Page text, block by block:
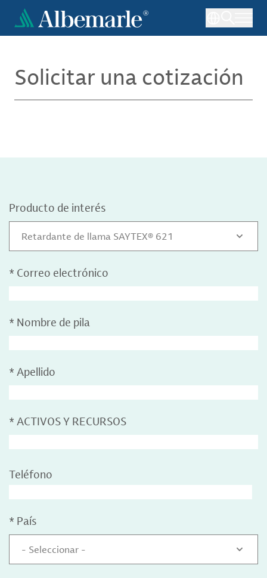
Pasar
contenido
Solicitar una cotización
Producto de interés
Retardante de llama SAYTEX® 621
* Correo electrónico
* Nombre de pila
* Apellido
* ACTIVOS Y RECURSOS
Teléfono
* País
- Seleccionar -